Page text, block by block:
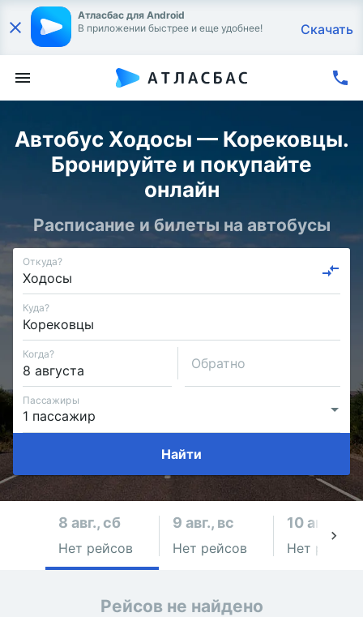
Атласбас для Android
В приложении быстрее и еще удобнее!
Скачать
Автобус Ходосы — Корековцы.
Бронируйте и покупайте
онлайн
Расписание и билеты на автобусы
Откуда?
Куда?
Когда?
Обратно
Пассажиры
Найти
8 авг., сб
Нет рейсов
9 авг., вс
Нет рейсов
10 авг., пн
Нет рейсов
Рейсов не найдено